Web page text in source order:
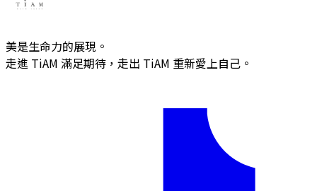
美是生命力的展現。
走進 TiAM 滿足期待，走出 TiAM 重新愛上自己。